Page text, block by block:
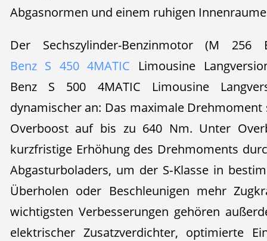
Abgasnormen und einem ruhigen
Der Sechszylinder-Benzinmotor (M
Benz S 450 4MATIC Limousine
Benz S 500 4MATIC Limousine
dynamischer an: Das maximale
Overboost auf bis zu 640 Nm. Unter
kurzfristige Erhöhung des Drehmoments
Abgasturboladers, um der S‑Klasse in
Überholen oder Beschleunigen mehr
wichtigsten Verbesserungen gehören
elektrischer Zusatzverdichter, optimierte